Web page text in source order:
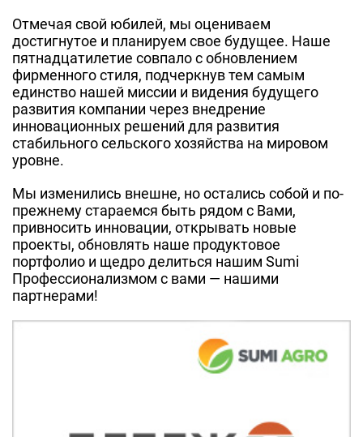
Отмечая свой юбилей, мы оцениваем
достигнутое и планируем свое будущее. Наше
пятнадцатилетие совпало с обновлением
фирменного стиля, подчеркнув тем самым
единство нашей миссии и видения будущего
развития компании через внедрение
инновационных решений для развития
стабильного сельского хозяйства на мировом
уровне.
Мы изменились внешне, но остались собой и по-
прежнему стараемся быть рядом с Вами,
привносить инновации, открывать новые
проекты, обновлять наше продуктовое
портфолио и щедро делиться нашим Sumi
Профессионализмом с вами — нашими
партнерами!